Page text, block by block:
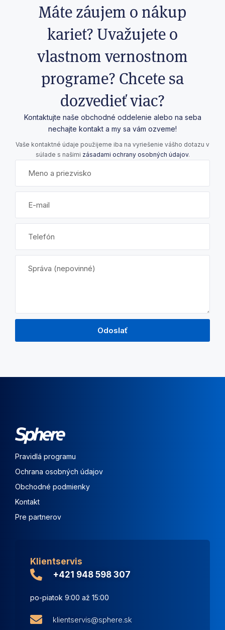
Máte záujem o nákup
kariet? Uvažujete o
vlastnom vernostnom
programe? Chcete sa
dozvedieť viac?
Kontaktujte naše obchodné oddelenie alebo na seba
nechajte kontakt a my sa vám ozveme!
Vaše kontaktné údaje použijeme iba na vyriešenie vášho dotazu v
súlade s našimi zásadami ochrany osobných údajov.
Odoslať
Klientservis
+421 948 598 307
po-piatok 9:00 až 15:00
klientservis@sphere.sk
Pravidlá programu
Ochrana osobných údajov
Obchodné podmienky
Kontakt
Pre partnerov